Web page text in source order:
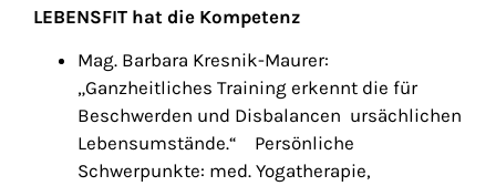
LEBENSFIT hat die Kompetenz
Mag. Barbara Kresnik-Maurer:
„Ganzheitliches Training erkennt die für
Beschwerden und Disbalancen ursächlichen
Lebensumstände.“ Persönliche
Schwerpunkte: med. Yogatherapie,